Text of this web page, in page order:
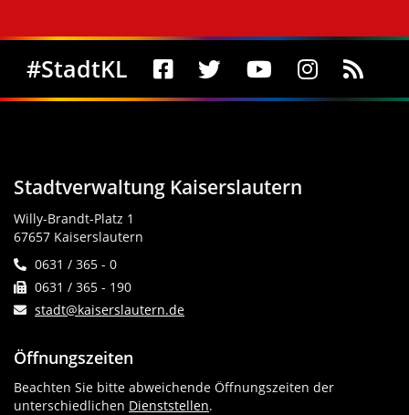
Social Media
#StadtKL
Stadtverwaltung Kaiserslautern
Willy-Brandt-Platz 1
67657 Kaiserslautern
0631 / 365 - 0
0631 / 365 - 190
stadt@kaiserslautern.de
Öffnungszeiten
Beachten Sie bitte abweichende Öffnungszeiten der
unterschiedlichen Dienststellen.